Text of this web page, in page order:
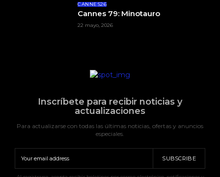
CANNES26
Cannes 79: Minotauro
22 mayo, 2026
Inscríbete para recibir noticias y
actualizaciones
Para actualizarse con todas las últimas noticias, ofertas y anuncios
especiales.
SUBSCRIBE